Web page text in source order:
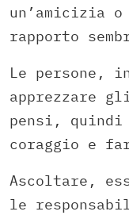
un’amicizia
rapporto
Le persone,
apprezzare
pensi, quindi
coraggio e
Ascoltare,
le